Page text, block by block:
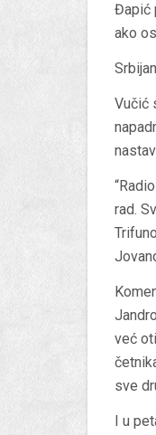
Đapić
ako
Vučić
rad.
već
sve
I u